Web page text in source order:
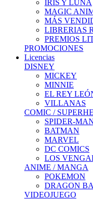
IRIS Y LUNA
MAGIC
MÁS
LIBRERIAS
PREMIOS
PROMOCIONES
Licencias
DISNEY
MICKEY
MINNIE
EL REY
VILLANAS
COMIC /
SPIDER-
BATMAN
MARVEL
DC COMICS
LOS
ANIME / MANGA
POKEMON
DRAGON
VIDEOJUEGO